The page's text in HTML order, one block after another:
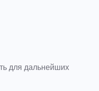
для дальнейших